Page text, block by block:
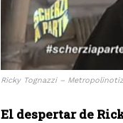
Ricky Tognazzi –
El despertar de